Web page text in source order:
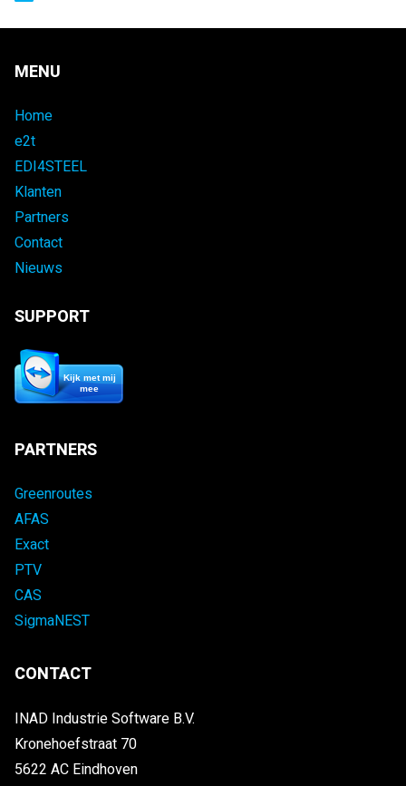
MENU
Home
e2t
EDI4STEEL
Klanten
Partners
Contact
Nieuws
SUPPORT
Kijk met mij
mee
PARTNERS
Greenroutes
AFAS
Exact
PTV
CAS
SigmaNEST
CONTACT
INAD Industrie Software B.V.
Kronehoefstraat 70
5622 AC Eindhoven